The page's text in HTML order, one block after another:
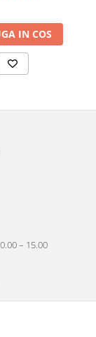
IN COS
– 15.00